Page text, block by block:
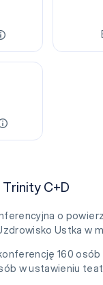
C+D
o
Ustka w
160
w ustawieniu